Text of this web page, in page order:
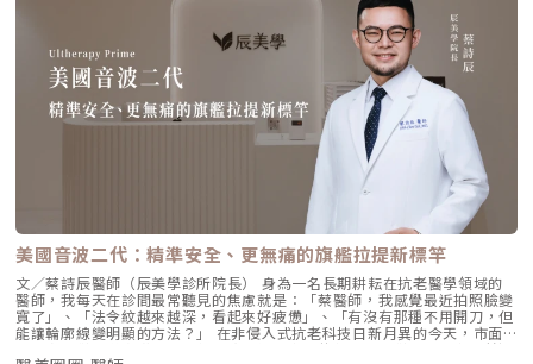
紋：修復彈力纖維的救星頸部皮膚極薄，且缺乏支撐結構，老化多半是因為
彈力纖維斷裂。傳統填充型玻尿酸因為有化學交聯，施打後容易因重力或皮
膚過薄而產生凸起（毛毛蟲現象）。Profhilo 具備極佳的流動性，能均勻
滲透進頸部真皮層，不是填平皺紋，而是從底層重塑頸部肌膚的厚度與張
力，是目前改善頸部質感的首選。3. 手背（雞爪手）：重建真皮層的緊實度
雙手最容易因彈力蛋白流失而顯得乾癟、血管明顯。Profhilo 透過「非填
充」的方式，啟動手背肌膚的自我修復機制。它不僅是補水，更是透過生物
重塑增加組織的彈性與結構感，讓手背肌膚恢復細緻平滑，找回如少女般優
雅的肌膚張力。4. 口周細紋：自然軟化而不僵硬對於愛笑或年長客戶常見的
唇周紋，若使用傳統填充物，常會因為增加了體積而讓表情變得僵硬。
Profhilo 透過液態拉皮的原理，在不改變五官比例的前提下，誘導唇周肌
膚新生彈力蛋白，從底層「軟化」細小紋路，讓整個人看起來更加柔和、自
然。六、 蔡醫師的診間建議：如何規劃妳的「逆時針」計畫？在辰美學，
我們追求的是「長效且細膩」的美，而非瞬間的煙火式改變。針對初次接觸
Profhilo 逆時針 的客戶，我通常會建議以「週期性重塑」的方式來規劃妳
的專屬美學地圖：1. 基礎療程：建議至少進行 2 至 3 次為了達到最佳的彈
力蛋白新生與肌底環境優化，單次施打僅是啟動信號，完整的重塑需要時間
堆疊： 啟動期（第 1 次與第 2 次）： 建議間隔 1 個月施打。這兩次密集的
治療能確保高濃度玻尿酸在真皮層內建立穩固的擴散網絡，全面活化纖維母
細胞。 強化期（第 2 次與第 3 次）： 建議間隔3到6個月進行第三次施打。
這是一個關鍵的鞏固點，能延續細胞的再生信號，讓拉皮效果更具層次感。
洛之所以能引發醫美界關注，主要在於它與傳統玻尿酸有著本質上的不同，
透過獨特技術從根本上改善肌膚狀態。以下是璞菲洛最突出的五大特色：1.
獨特「生物重塑」機制：啟動膠原與彈力蛋白再生璞菲洛的核心技術採用專
利高、低分子量玻尿酸複合配方，在不添加交聯劑的情況下，能刺激皮膚深
層的纖維母細胞、角質細胞和脂肪細胞，促使膠原蛋白和彈力蛋白大量新
生，從源頭改善肌膚鬆弛與老化問題。2. 全面改善膚況：不只填補，更提升
整體膚質有別於傳統玻尿酸的局部填充，璞菲洛注射後會均勻擴散至皮膚的
真皮層與皮下組織。這使得它能全面性地改善肌膚，包括： 提升肌膚緊實
度與彈性 深層補水、改善乾燥與粗糙 減少細紋、改善膚色不均3. 自然柔和
的效果：告別「饅化臉」璞菲洛的質地較輕盈、流動性高，主要作用提升肌
膚本身的飽滿度與光澤，而不是增加額外體積。因此，能帶來自然、柔和的
改善效果，避免了傳統填充劑可能導致的僵硬或「饅化」現象，讓你看起來
就像是膚況變好了，而不是動了手腳。4. 獨創 BAP 五點注射技術：療程更
舒適、更快速採用獨家的 BAP (Bio Aesthetic Points) 五點注射技術。醫師
只需在臉部兩側各選擇五個精準的生物美學點進行注射，就能讓玻尿酸均勻
擴散至全臉。這大大減少了注射的針數和疼痛感，也降低了術後瘀青和腫脹
的機率，讓療程更加舒適、快速。5. 高濃度、不含交聯劑：安全性高、低發
炎風險以高濃度玻尿酸為主要成分，且製程中不使用任何化學交聯劑，能有
效降低注射後的發炎反應與過敏風險。同時，也經過多項國際認證，確保了
產品的純淨與安全性。逆時針（Profhilo） vs. 傳統玻尿酸比較 療程名稱
逆時針 (Profhilo) 傳統玻尿酸填充劑 主要功能 「生物重塑」(Bio-
美國音波二代：精準安全、更無痛的旗艦拉提新標竿
文／蔡詩辰醫師（辰美學診所院長） 身為一名長期耕耘在抗老醫學領域的
醫師，我每天在診間最常聽見的焦慮就是：「蔡醫師，我感覺最近拍照臉變
寬了」、「法令紋越來越深，看起來好疲憊」、「有沒有那種不用開刀，但
能讓輪廓線變明顯的方法？」 在非侵入式抗老科技日新月異的今天，市面
上的音波儀器琳瑯滿目。但每當病患詢問我最信任哪一台儀器時，我的首選